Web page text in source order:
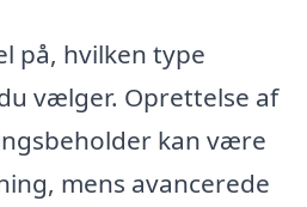
på, hvilken type
vælger. Oprettelse af
kan være
mens avancerede